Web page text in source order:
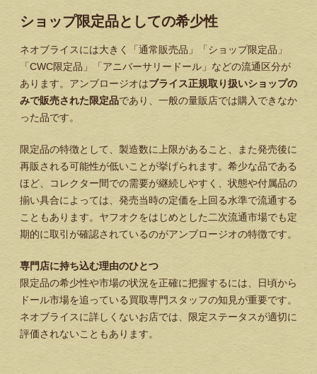
ショップ限定品としての希少性
ネオブライスには大きく「通常販売品」「ショップ限定品」
「CWC限定品」「アニバーサリードール」などの流通区分が
あります。アンブロージオはブライス正規取り扱いショップの
みで販売された限定品であり、一般の量販店では購入できなか
った品です。
限定品の特徴として、製造数に上限があること、また発売後に
再販される可能性が低いことが挙げられます。希少な品である
ほど、コレクター間での需要が継続しやすく、状態や付属品の
揃い具合によっては、発売当時の定価を上回る水準で流通する
こともあります。ヤフオクをはじめとした二次流通市場でも定
期的に取引が確認されているのがアンブロージオの特徴です。
専門店に持ち込む理由のひとつ
限定品の希少性や市場の状況を正確に把握するには、日頃から
ドール市場を追っている買取専門スタッフの知見が重要です。
ネオブライスに詳しくないお店では、限定ステータスが適切に
評価されないこともあります。